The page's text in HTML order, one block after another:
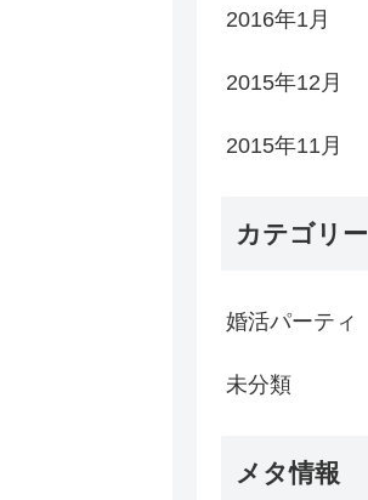
2016年1月
2015年12月
2015年11月
カテゴリー
婚活パーティ
未分類
メタ情報